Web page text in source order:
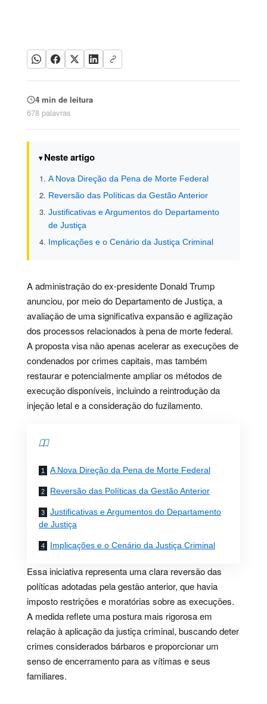
4 min de leitura
678 palavras
Neste artigo
A Nova Direção da Pena de Morte Federal
Reversão das Políticas da Gestão Anterior
Justificativas e Argumentos do Departamento
de Justiça
Implicações e o Cenário da Justiça Criminal
A administração do ex-presidente Donald Trump
anunciou, por meio do Departamento de Justiça, a
avaliação de uma significativa expansão e agilização
dos processos relacionados à pena de morte federal.
A proposta visa não apenas acelerar as execuções de
condenados por crimes capitais, mas também
restaurar e potencialmente ampliar os métodos de
execução disponíveis, incluindo a reintrodução da
injeção letal e a consideração do fuzilamento.
A Nova Direção da Pena de Morte Federal
Reversão das Políticas da Gestão Anterior
Justificativas e Argumentos do Departamento
de Justiça
Implicações e o Cenário da Justiça Criminal
Essa iniciativa representa uma clara reversão das
políticas adotadas pela gestão anterior, que havia
imposto restrições e moratórias sobre as execuções.
A medida reflete uma postura mais rigorosa em
relação à aplicação da justiça criminal, buscando deter
crimes considerados bárbaros e proporcionar um
senso de encerramento para as vítimas e seus
familiares.